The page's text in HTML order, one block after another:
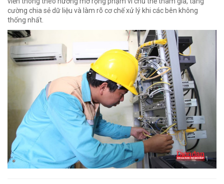
cường chia sẻ dữ liệu và làm rõ cơ chế xử lý khi các bên không
thống nhất.